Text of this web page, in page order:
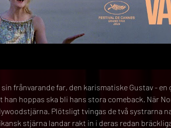
frånvarande far, den karismatiske Gustav - en
hoppas ska bli hans stora comeback. När
Plötsligt tvingas de två systrarna
stjärna landar rakt in i deras redan